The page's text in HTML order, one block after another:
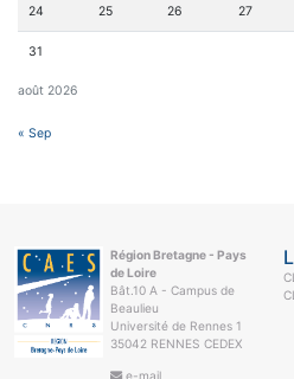
août 2026
24 25 26 27
31
« Sep
Région Bretagne - Pays
de Loire
Bât.10 A - Campus de
Beaulieu
Université de Rennes 1
35042 RENNES CEDEX
e-mail